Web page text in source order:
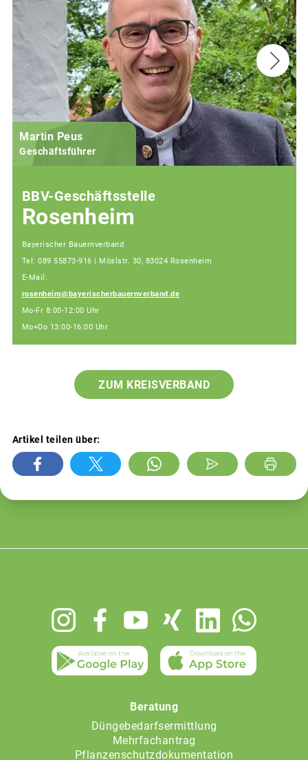
Martin Peus
Geschäftsführer
BBV-Geschäftsstelle
Rosenheim
Bayerischer Bauernverband
Tel: 089 55873-916 | Möslstr. 30, 83024 Rosenheim
E-Mail:
rosenheim@bayerischerbauernverband.de
Mo-Fr 8:00-12:00 Uhr
Mo+Do 13:00-16:00 Uhr
ZUM KREISVERBAND
Artikel teilen über:
Beratung
Düngebedarfsermittlung
Mehrfachantrag
Pflanzenschutzdokumentation